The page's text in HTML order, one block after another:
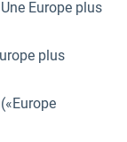
Europe plus
plus